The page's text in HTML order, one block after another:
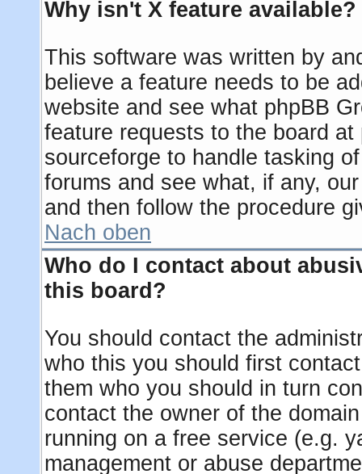
Why isn't X feature available?
This software was written by
believe a feature needs to be
website and see what phpBB
feature requests to the board
sourceforge to handle tasking
forums and see what, if any,
and then follow the procedure
Nach oben
Who do I contact about
this board?
You should contact the
who this you should first
them who you should in turn
contact the owner of the
running on a free service (e.g.
management or abuse